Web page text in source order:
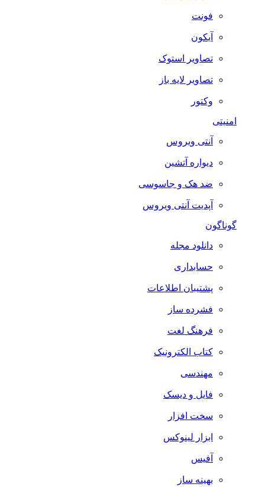
فونت
آیکون
تصاویر استوک
تصاویر لایه باز
وکتور
امنیتی
آنتی ویروس
دیواره آتشین
ضد هک و جاسوسی
آپدیت آنتی ویروس
گوناگون
دانلود مجله
حسابداری
پشتیبان اطلاعات
فشرده ساز
فرهنگ لغت
کتاب الکترونیک
مهندسی
فایل و دیسک
سخت افزار
ابزار لینوکس
آفیس
بهینه ساز